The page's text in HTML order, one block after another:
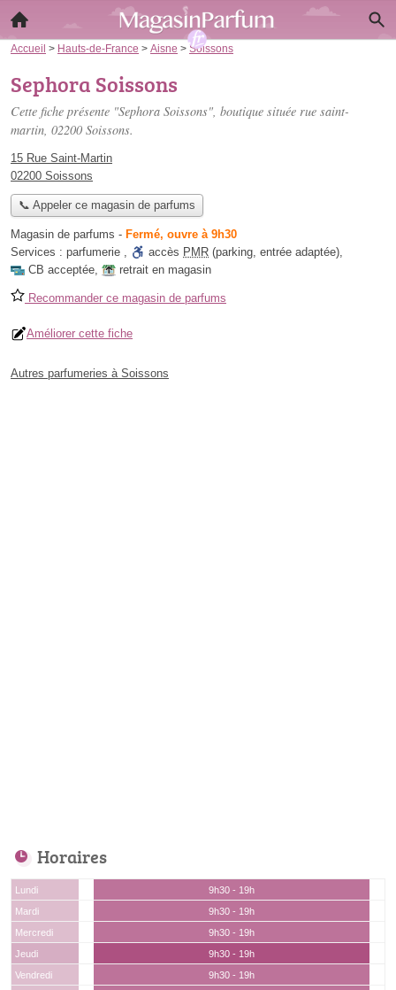
Accueil > Hauts-de-France > Aisne > Soissons
Sephora Soissons
Cette fiche présente "Sephora Soissons", boutique située rue saint-
martin, 02200 Soissons.
15 Rue Saint-Martin
02200 Soissons
📞 Appeler ce magasin de parfums
Magasin de parfums - Fermé, ouvre à 9h30
Services : parfumerie , accès PMR (parking, entrée adaptée),
CB acceptée, retrait en magasin
Recommander ce magasin de parfums
Améliorer cette fiche
Autres parfumeries à Soissons
Horaires
Lundi
9h30 - 19h
Mardi
9h30 - 19h
Mercredi
9h30 - 19h
Jeudi
9h30 - 19h
Vendredi
9h30 - 19h